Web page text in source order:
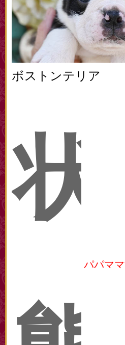
ボストンテリア
状
パパマ